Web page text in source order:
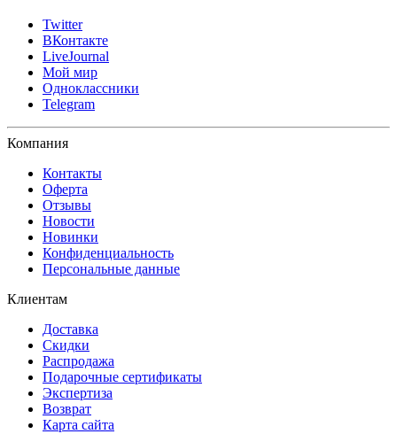
Twitter
ВКонтакте
LiveJournal
Мой мир
Одноклассники
Telegram
Компания
Контакты
Оферта
Отзывы
Новости
Новинки
Конфиденциальность
Персональные данные
Клиентам
Доставка
Скидки
Распродажа
Подарочные сертификаты
Экспертиза
Возврат
Карта сайта